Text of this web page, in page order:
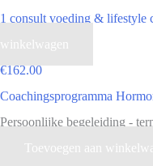
1 consult voeding & lifestyle
winkelwagen
€162.00
Coachingsprogramma
Persoonlijke begeleiding -
Toevoegen aan